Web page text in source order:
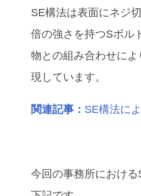
SE構法は表面にネジ
倍の強さを持つSボル
物との組み合わせに
現しています。
関連記事： SE構法に
今回の事務所におけ